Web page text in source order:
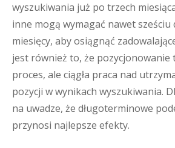
wyszukiwania już po trzech
inne mogą wymagać nawet sześciu
miesięcy, aby osiągnąć
jest również to, że
proces, ale ciągła praca nad
pozycji w wynikach wyszukiwania.
na uwadze, że długoterminowe
przynosi najlepsze efekty.